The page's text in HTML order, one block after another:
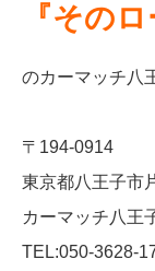
『その
のカーマッチ八
〒194-0914
東京都八王子
カーマッチ八王
TEL:050-3628-